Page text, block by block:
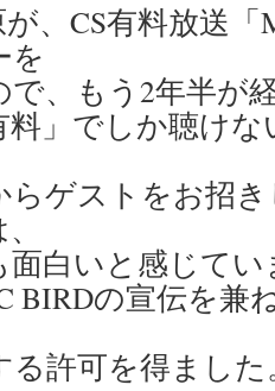
、CS有料放送「
を
、もう2年半が
料」でしか聴け
らゲストをお招
面白いと感じてい
BIRDの宣伝を兼
る許可を得ました